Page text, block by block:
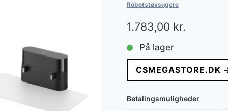
Robotstøvsugere
1.783,00 kr.
På lager
CSMEGASTORE.DK
Betalingsmuligheder